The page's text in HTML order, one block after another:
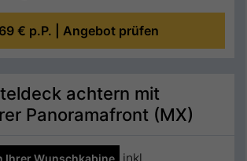
€ p.P. | Angebot prüfen
achtern mit
Panoramafront (MX)
Ihrer Wunschkabine
inkl.